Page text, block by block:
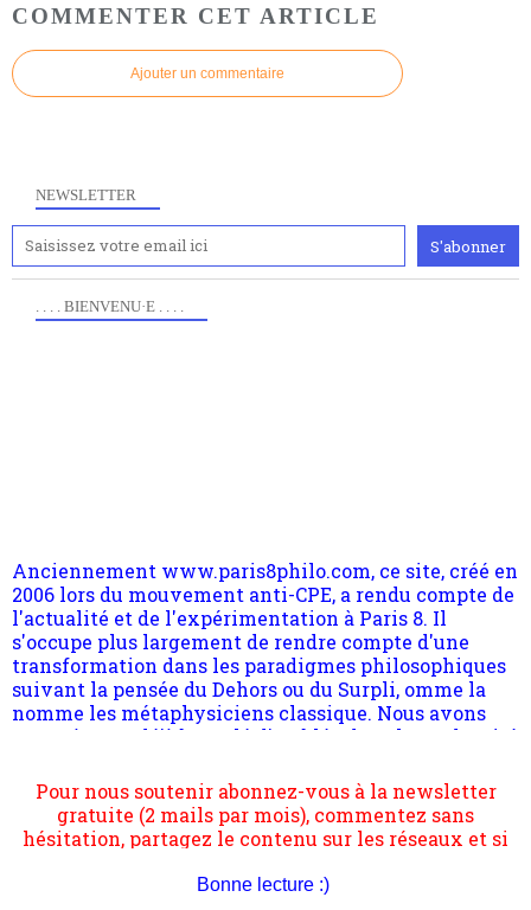
COMMENTER CET ARTICLE
Ajouter un commentaire
NEWSLETTER
. . . . BIENVENU·E . . . .
quantique, résolvant la plupart des impasses
philosophique du WWe siècle. Cette pensée hors
contrat est la marque d'une complexité, riche de
multiples facteurs et échelles. Ce site contient des
articles pour être apte à un plus grand nombre de
choses.
Pour nous soutenir abonnez-vous à la newsletter
gratuite (2 mails par mois), commentez sans
hésitation, partagez le contenu sur les réseaux et si
vous le pouvez faîtes des liens depuis votre site.
Bonne lecture :)